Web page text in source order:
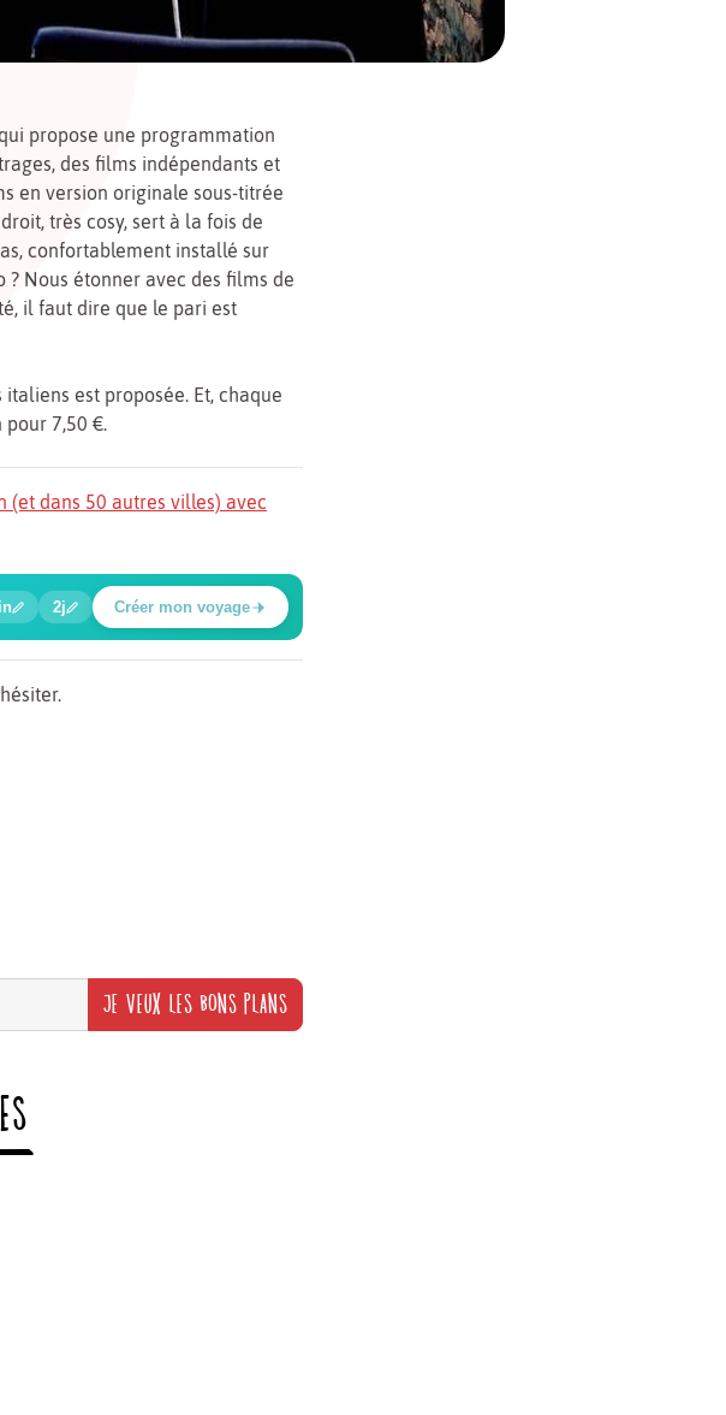
propose une programmation
des films indépendants et
en version originale sous-titrée
très cosy, sert à la fois de
confortablement installé sur
? Nous étonner avec des films de
il faut dire que le pari est
est proposée. Et, chaque
7,50 €.
(et dans 50 autres villes) avec
2j Créer mon voyage
JE VEUX LES BONS PLANS